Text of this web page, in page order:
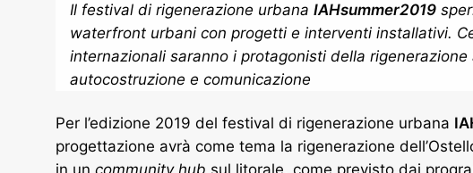
Il festival di rigenerazione urbanaIAHsummer2019
waterfront urbani con progetti e interventi installativi.
internazionali saranno i protagonisti della
autocostruzione e comunicazione
Per l’edizione 2019 del festival di rigenerazione urbana
progettazione avrà come tema la rigenerazione
in un community hub sul litorale, come previsto dai